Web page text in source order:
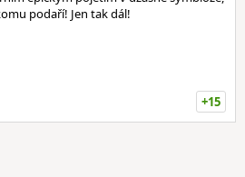
podaří! Jen tak dál!
+15